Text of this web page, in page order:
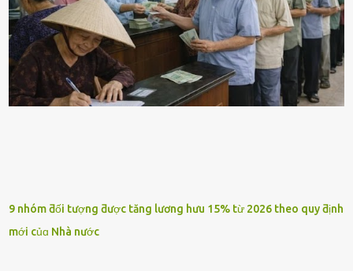
9 nhóm ƌối tượng ƌược tăng lương hưu 15% từ 2026 theo quy ƌịnh
mới củɑ Nhà nước